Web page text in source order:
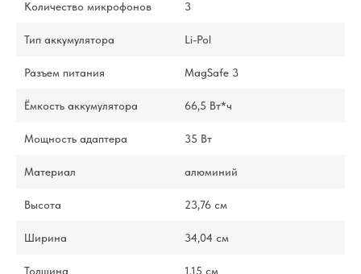
Количество микрофонов 3
Тип аккумулятора Li-Pol
Разъем питания MagSafe 3
Ёмкость аккумулятора 66,5 Вт*ч
Мощность адаптера 35 Вт
Материал алюминий
Высота 23,76 см
Ширина 34,04 см
Толщина 1,15 см